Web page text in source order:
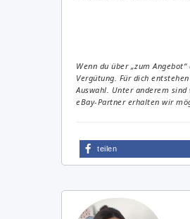
Wenn du über „zum
Vergütung. Für dich
Auswahl. Unter anderem
eBay-Partner erhalten wir
teilen